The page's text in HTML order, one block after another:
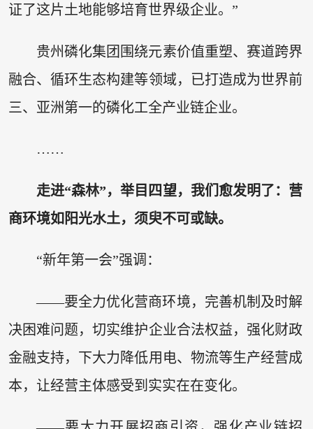
证了这片土地能够培育世界级企业。”
贵州磷化集团围绕元素价值重塑、赛道跨界
融合、循环生态构建等领域，已打造成为世界前
三、亚洲第一的磷化工全产业链企业。
……
走进“森林”，举目四望，我们愈发明了：营
商环境如阳光水土，须臾不可或缺。
“新年第一会”强调：
——要全力优化营商环境，完善机制及时解
决困难问题，切实维护企业合法权益，强化财政
金融支持，下大力降低用电、物流等生产经营成
本，让经营主体感受到实实在在变化。